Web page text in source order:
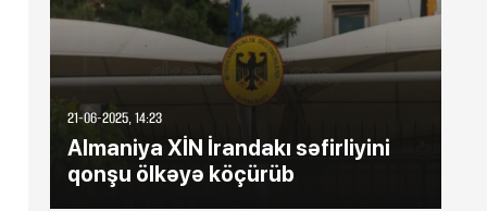
21-06-2025, 14:23
Almaniya XİN İrandakı səfirliyini
qonşu ölkəyə köçürüb